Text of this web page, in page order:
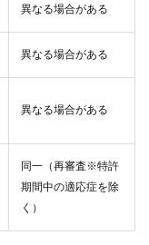
異なる場合がある
異なる場合がある
異なる場合がある
同一（再審査※特許
期間中の適応症を除
く）